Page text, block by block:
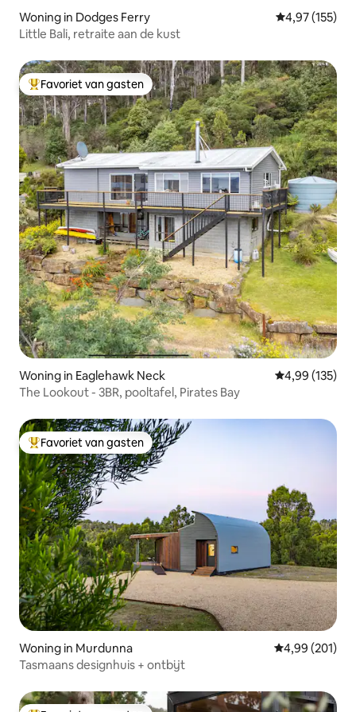
Woning in Dodges Ferry Gemiddelde
4,97 (155)
Little Bali, retraite aan de kust
Topfavoriet van gasten
Favoriet van gasten
Woning in Eaglehawk Neck Gemiddelde
4,99 (135)
The Lookout - 3BR, pooltafel, Pirates Bay
Topfavoriet van gasten
Favoriet van gasten
Woning in Murdunna Gemiddelde
4,99 (201)
Tasmaans designhuis + ontbijt